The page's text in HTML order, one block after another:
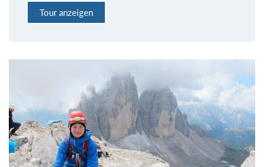
Tour anzeigen